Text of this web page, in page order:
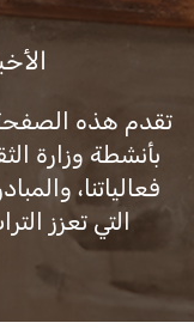
تقدم هذه الصفحة
بأنشطة وزارة
فعالياتنا،
التي تعزز